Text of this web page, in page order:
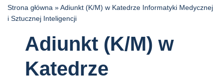
Strona główna »Adiunkt (K/M) w Katedrze Informatyki Medycznej
i Sztucznej Inteligencji
Adiunkt (K/M) w
Katedrze